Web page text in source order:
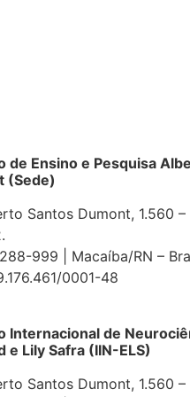
nesta
sobre
de Dançaterapia
de
etiqueta
na pessoa e
de Ensino e Pesquisa
(Sede)
Santos Dumont, 1.560 –
999 | Macaíba/RN –
0001-48
Internacional de
e Lily Safra (IIN-ELS)
Santos Dumont, 1.560 –